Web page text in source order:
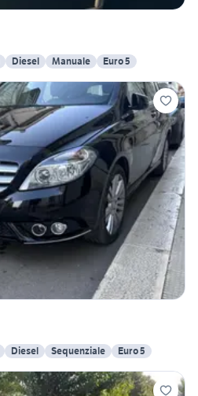
Diesel Manuale Euro 5
Diesel Sequenziale Euro 5